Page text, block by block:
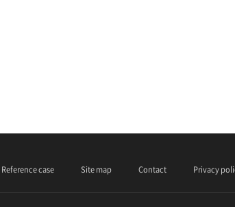
Reference case Site map Contact Privacy